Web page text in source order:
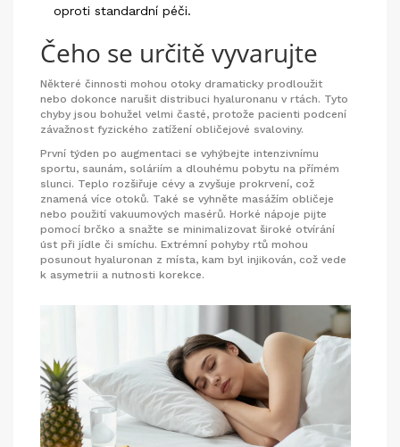
oproti standardní péči.
Čeho se určitě vyvarujte
Některé činnosti mohou otoky dramaticky prodloužit
nebo dokonce narušit distribuci hyaluronanu v rtách. Tyto
chyby jsou bohužel velmi časté, protože pacienti podcení
závažnost fyzického zatížení obličejové svaloviny.
První týden po augmentaci se vyhýbejte intenzivnímu
sportu, saunám, soláriím a dlouhému pobytu na přímém
slunci. Teplo rozšiřuje cévy a zvyšuje prokrvení, což
znamená více otoků. Také se vyhněte masážím obličeje
nebo použití vakuumových masérů. Horké nápoje pijte
pomocí brčko a snažte se minimalizovat široké otvírání
úst při jídle či smíchu. Extrémní pohyby rtů mohou
posunout hyaluronan z místa, kam byl injikován, což vede
k asymetrii a nutnosti korekce.